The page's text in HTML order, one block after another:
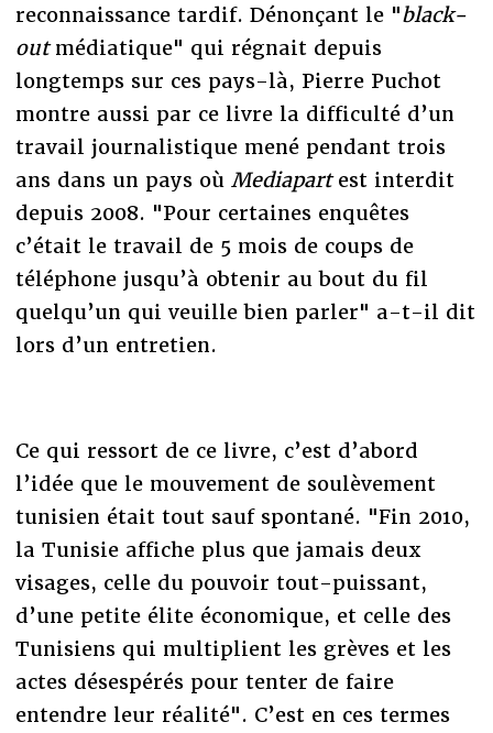
reconnaissance tardif. Dénonçant le "black-
outmédiatique" qui régnait depuis
longtemps sur ces pays-là, Pierre Puchot
montre aussi par ce livre la difficulté d’un
travail journalistique mené pendant trois
ans dans un pays où Mediapartest interdit
depuis 2008. "Pour certaines enquêtes
c’était le travail de 5 mois de coups de
téléphone jusqu’à obtenir au bout du fil
quelqu’un qui veuille bien parler" a-t-il dit
lors d’un entretien.
Ce qui ressort de ce livre, c’est d’abord
l’idée que le mouvement de soulèvement
tunisien était tout sauf spontané. "Fin 2010,
la Tunisie affiche plus que jamais deux
visages, celle du pouvoir tout-puissant,
d’une petite élite économique, et celle des
Tunisiens qui multiplient les grèves et les
actes désespérés pour tenter de faire
entendre leur réalité". C’est en ces termes